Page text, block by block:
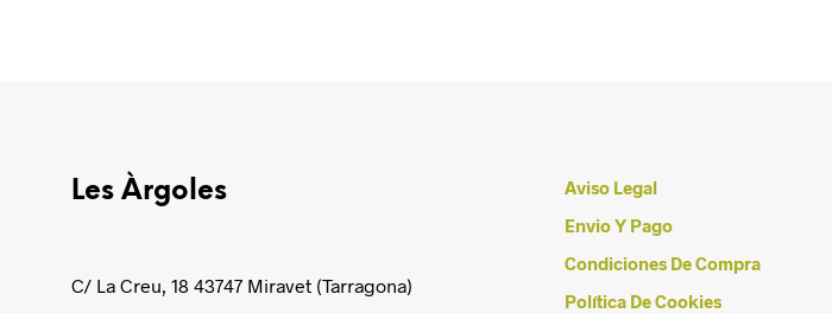
Les Àrgoles
C/ La Creu, 18 43747 Miravet (Tarragona)
Aviso Legal
Envio Y Pago
Condiciones De Compra
Política De Cookies